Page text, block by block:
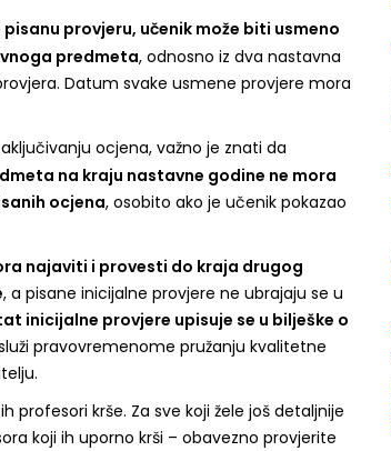
pisanu provjeru, učenik može biti usmeno
predmeta, odnosno iz dva nastavna
Datum svake usmene provjere mora
ocjena, važno je znati da
na kraju nastavne godine ne mora
ocjena, osobito ako je učenik pokazao
najaviti i provesti do kraja drugog
, a pisane inicijalne provjere ne ubrajaju se u
inicijalne provjere upisuje se u bilješke o
pravovremenome pružanju kvalitetne
profesori krše. Za sve koji žele još detaljnije
koji ih uporno krši – obavezno provjerite